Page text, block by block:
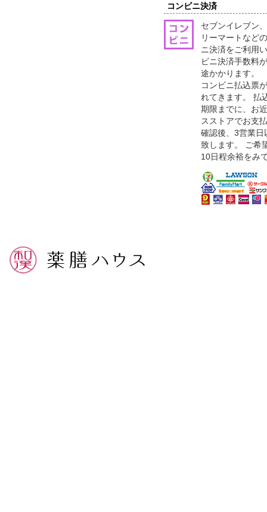
コンビニ決済
セブンイレブン
リーマートなど
ニ決済をご利用
ビニ決済手数料
途かかります。
コンビニ払込票
れてきます。 払
期限までに、お
スストアでお支
確認後、3営業日
致します。 ご希
10日程余裕をみ